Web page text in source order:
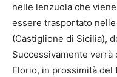
nelle lenzuola che
essere trasportato
(Castiglione di Sicilia),
Successivamente verrà
Florio, in prossimità del